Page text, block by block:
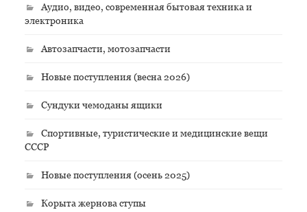
Аудио, видео, современная бытовая техника и
электроника
Автозапчасти, мотозапчасти
Новые поступления (весна 2026)
Сундуки чемоданы ящики
Спортивные, туристические и медицинские вещи
СССР
Новые поступления (осень 2025)
Корыта жернова ступы